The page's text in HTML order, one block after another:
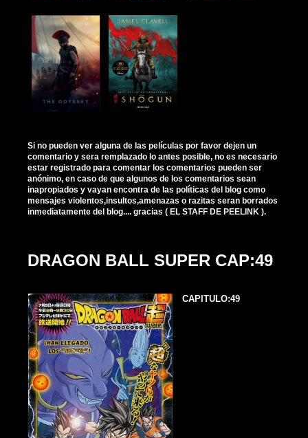
Si no pueden ver alguna de las películas por favor dejen un
comentario y sera remplazado lo antes posible, no es necesario
estar registrado para comentar los comentarios pueden ser
anónimo, en caso de que algunos de los comentarios sean
inapropiados y vayan encontra de las políticas del blog como
mensajes violentos,insultos,amenazas o razitas seran borrados
inmediatamente del blog.... gracias ( EL STAFF DE PEELINK ).
DRAGON BALL SUPER CAP:49
CAPITULO:49